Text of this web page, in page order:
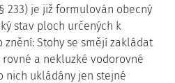
233) je již formulován obecný
stav ploch určených k
Stohy se smějí zakládat
rovné a nekluzké vodorovné
nich ukládány jen stejné